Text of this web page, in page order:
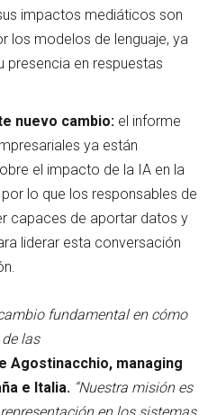
impactos mediáticos son
los modelos de lenguaje, ya
presencia en respuestas
nuevo cambio: el informe
ya están
el impacto de la IA en la
lo que los responsables de
capaces de aportar datos y
liderar esta conversación
fundamental en cómo
las
Agostinacchio, managing
e Italia. “Nuestra misión es
en los sistemas